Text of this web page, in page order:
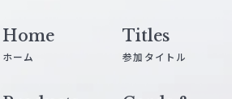
Home
ホーム
Titles
参加タイトル